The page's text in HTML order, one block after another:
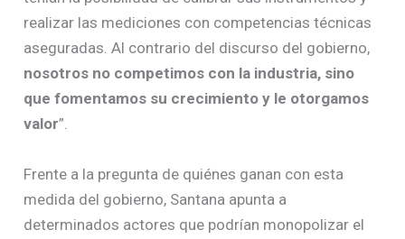
realizar las mediciones con competencias técnicas
aseguradas. Al contrario del discurso del gobierno,
nosotros no competimos con la industria, sino
que fomentamos su crecimiento y le otorgamos
valor”.
Frente a la pregunta de quiénes ganan con esta
medida del gobierno, Santana apunta a
determinados actores que podrían monopolizar el